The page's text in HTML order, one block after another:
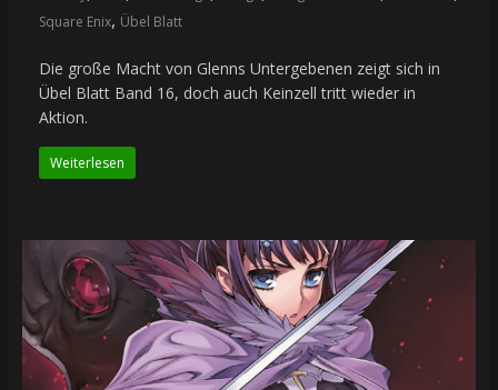
Square Enix, Übel Blatt
Die große Macht von Glenns Untergebenen zeigt sich in
Übel Blatt Band 16, doch auch Keinzell tritt wieder in
Aktion.
Weiterlesen